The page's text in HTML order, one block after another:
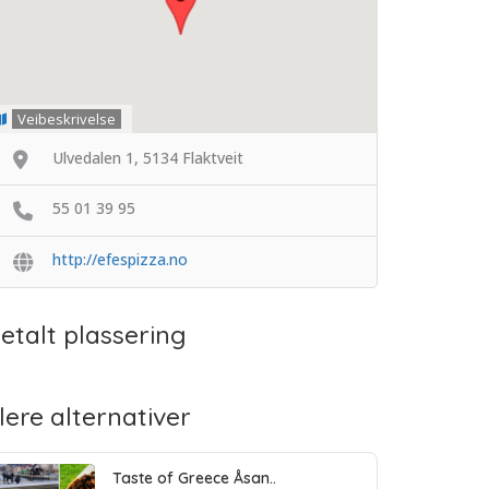
Veibeskrivelse
Ulvedalen 1, 5134 Flaktveit
55 01 39 95
http://efespizza.no
plassering
alternativer
Taste of Greece Åsan..